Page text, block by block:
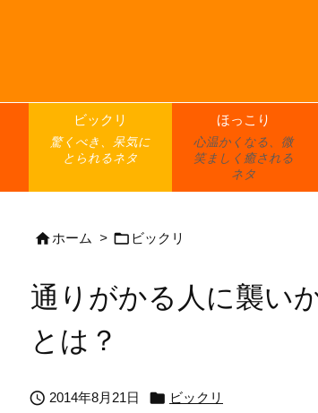
ビックリ
驚くべき、呆気に
とられるネタ
ほっこり
心温かくなる、微
笑ましく癒される
ネタ
ホーム >  ビックリ
通りがかる人に襲い
とは？
 2014年8月21日  ビックリ